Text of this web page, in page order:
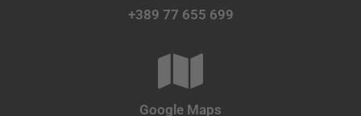
+389 77 655 699
Google Maps